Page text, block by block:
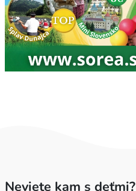
Neviete kam s deťmi?